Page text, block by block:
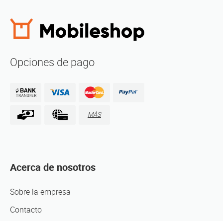
Opciones de pago
MÁS
Acerca de nosotros
Sobre la empresa
Contacto